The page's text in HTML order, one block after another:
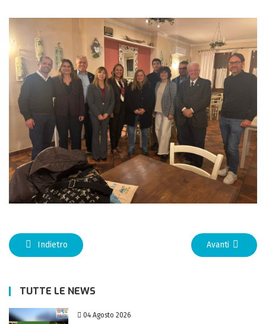
Indietro Avanti
TUTTE LE NEWS
04 Agosto 2026